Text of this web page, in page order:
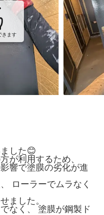
きます
した😊
が利用するため、
響で塗膜の劣化が進
ローラーでムラなく
ました。
なく、 塗膜が鋼製ド